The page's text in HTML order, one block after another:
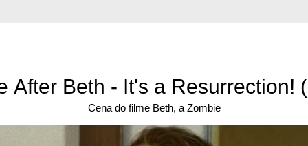
After Beth - It's a Resurrection!
Cena do filme Beth, a Zombie